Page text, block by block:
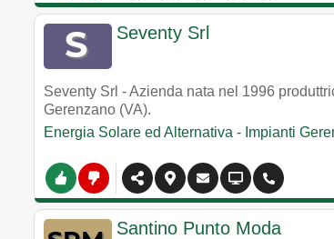
Seventy Srl
Seventy Srl - Azienda nata nel 1996
Gerenzano (VA).
Energia Solare ed Alternativa - Impianti
Santino Punto Moda